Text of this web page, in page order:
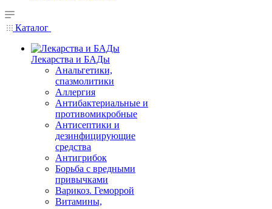
Каталог
Лекарства и БАДы
Анальгетики,
спазмолитики
Аллергия
Антибактериальные и
противомикробные
Антисептики и
дезинфицирующие
средства
Антигрибок
Борьба с вредными
привычками
Варикоз. Геморрой
Витамины,